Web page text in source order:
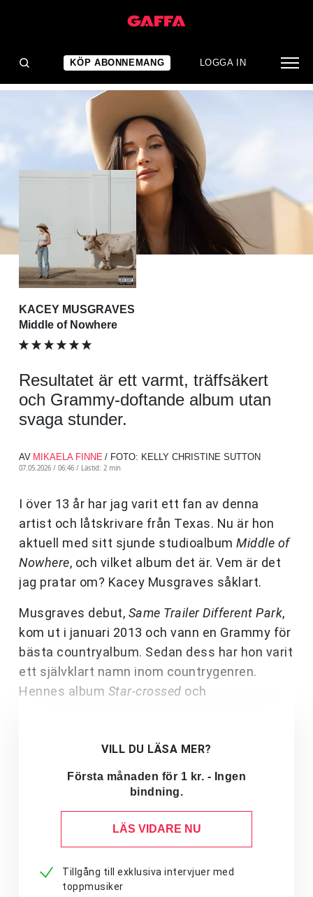
KÖP ABONNEMANG LOGGA IN
ALBUMRECENSION
Återvänder till sina rötter
KACEY MUSGRAVES
Middle of Nowhere
Resultatet är ett varmt, träffsäkert
och Grammy-doftande album utan
svaga stunder.
AV MIKAELA FINNE / FOTO: KELLY CHRISTINE SUTTON
07.05.2026 / 06:46 / Lästid: 2 min
I över 13 år har jag varit ett fan av denna
artist och låtskrivare från Texas. Nu är hon
aktuell med sitt sjunde studioalbum Middle of
Nowhere, och vilket album det är. Vem är det
jag pratar om? Kacey Musgraves såklart.
Musgraves debut, Same Trailer Different Park,
kom ut i januari 2013 och vann en Grammy för
bästa countryalbum. Sedan dess har hon varit
ett självklart namn inom countrygenren.
Hennes album Star-crossed och
VILL DU LÄSA MER?
Första månaden för 1 kr. - Ingen
bindning.
LÄS VIDARE NU
Tillgång till exklusiva intervjuer med
toppmusiker